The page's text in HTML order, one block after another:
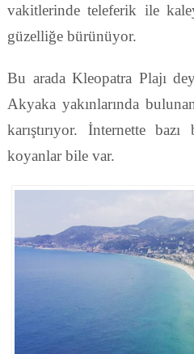
vakitlerinde teleferik ile
güzelliğe bürünüyor.
Bu arada Kleopatra Plajı
Akyaka yakınlarında
karıştırıyor. İnternette
koyanlar bile var.